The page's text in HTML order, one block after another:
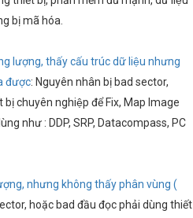
bị mã hóa.
lượng, thấy cấu trúc dữ liệu nhưng
được: Nguyên nhân bị bad sector,
chuyên nghiệp để Fix, Map Image
như : DDP, SRP, Datacompass, PC
nhưng không thấy phân vùng (
hoặc bad đầu đọc phải dùng thiết